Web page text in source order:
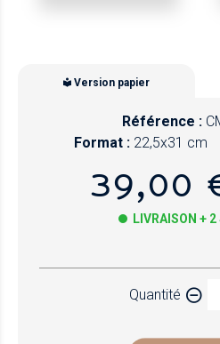
Version papier
Référence :
Format : 22,5x31 cm
39,00
LIVRAISON +
Quantité